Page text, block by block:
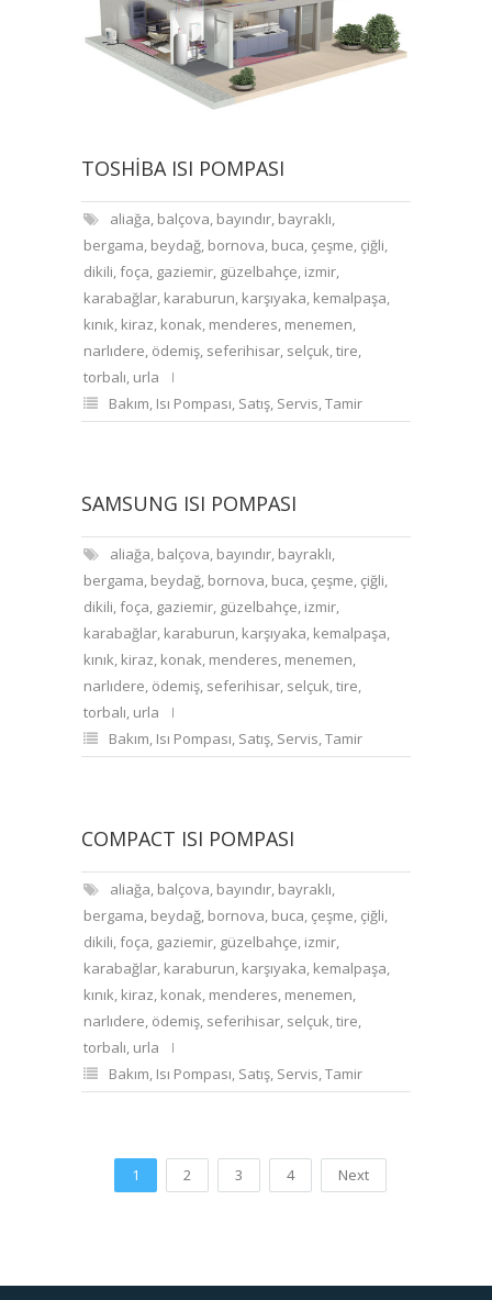
TOSHIBA ISI POMPASI
aliağa, balçova, bayındır, bayraklı,
bergama, beydağ, bornova, buca, çeşme, çiğli,
dikili,foça, gaziemir, güzelbahçe, izmir,
karabağlar, karaburun, karşıyaka, kemalpaşa,
kınık, kiraz, konak, menderes, menemen,
narlıdere, ödemiş, seferihisar, selçuk,tire,
torbalı, urla
Bakım, Isı Pompası, Satış, Servis,Tamir
SAMSUNG ISI POMPASI
aliağa, balçova, bayındır, bayraklı,
bergama, beydağ, bornova, buca, çeşme, çiğli,
dikili,foça, gaziemir, güzelbahçe, izmir,
karabağlar, karaburun, karşıyaka, kemalpaşa,
kınık, kiraz, konak, menderes, menemen,
narlıdere, ödemiş, seferihisar, selçuk,tire,
torbalı, urla
Bakım, Isı Pompası, Satış, Servis,Tamir
COMPACT ISI POMPASI
aliağa, balçova, bayındır, bayraklı,
bergama, beydağ, bornova, buca, çeşme, çiğli,
dikili,foça, gaziemir, güzelbahçe, izmir,
karabağlar, karaburun, karşıyaka, kemalpaşa,
kınık, kiraz, konak, menderes, menemen,
narlıdere, ödemiş, seferihisar, selçuk,tire,
torbalı, urla
Bakım, Isı Pompası, Satış, Servis,Tamir
1 2 3 4 Next